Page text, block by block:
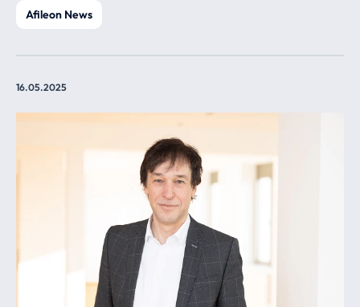
Afileon News
16.05.2025